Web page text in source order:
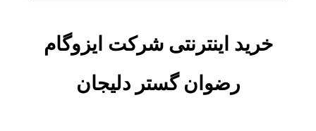
خرید اینترنتی شرکت ایزوگام
رضوان گستر دلیجان